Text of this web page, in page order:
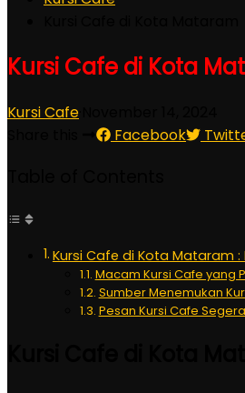
Kursi Cafe di Kota
Kursi Cafe
Facebook
Kursi Cafe di Kota Mataram :
Macam Kursi Cafe yang
Sumber Menemukan
Pesan Kursi Cafe